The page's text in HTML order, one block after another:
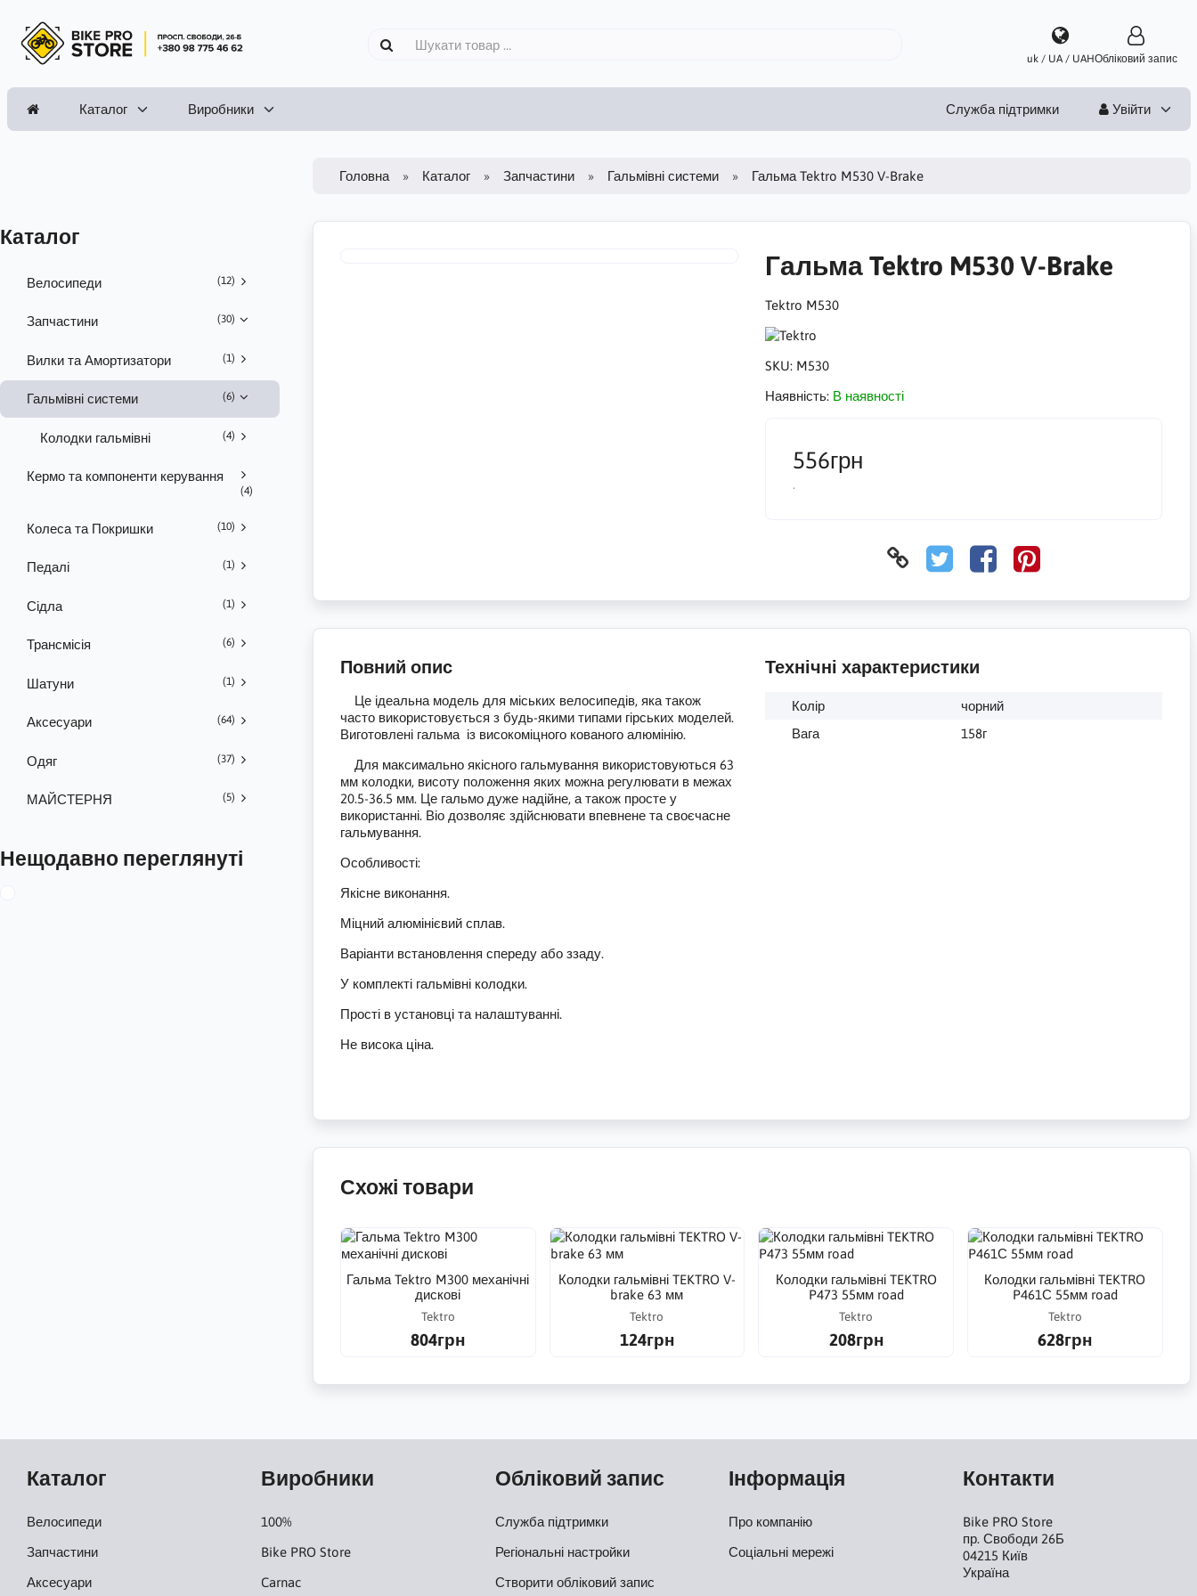
uk / UA / UAHОбліковий запис
Каталог Виробники Служба підтримки Увійти
Каталог
Велосипеди (12)
Запчастини (30)
Вилки та Амортизатори (1)
Гальмівні системи (6)
Колодки гальмівні (4)
Кермо та компоненти керування
(4)
Колеса та Покришки (10)
Педалі (1)
Сідла (1)
Трансмісія (6)
Шатуни (1)
Аксесуари (64)
Одяг (37)
МАЙСТЕРНЯ (5)
Нещодавно переглянуті
Головна Каталог Запчастини Гальмівні системи Гальма Tektro M530 V-Brake
Гальма Tektro M530 V-Brake
Tektro M530
SKU: M530
Наявність: В наявності
556грн
.
Повний опис
Це ідеальна модель для міських велосипедів, яка також
часто використовується з будь-якими типами гірських моделей.
Виготовлені гальма із високоміцного кованого алюмінію.
Для максимально якісного гальмування використовуються 63
мм колодки, висоту положення яких можна регулювати в межах
20.5-36.5 мм. Це гальмо дуже надійне, а також просте у
використанні. Віо дозволяє здійснювати впевнене та своєчасне
гальмування.
Особливості:
Якісне виконання.
Міцний алюмінієвий сплав.
Варіанти встановлення спереду або ззаду.
У комплекті гальмівні колодки.
Прості в установці та налаштуванні.
Не висока ціна.
Технічні характеристики
Колір
чорний
Вага
158г
Схожі товари
Гальма Tektro M300 механічні
дискові
Tektro
804грн
Колодки гальмівні TEKTRO V-
brake 63 мм
Tektro
124грн
Колодки гальмівні TEKTRO
P473 55мм road
Tektro
208грн
Колодки гальмівні TEKTRO
P461С 55мм road
Tektro
628грн
Каталог
Велосипеди
Запчастини
Аксесуари
Виробники
100%
Bike PRO Store
Carnac
Обліковий запис
Служба підтримки
Регіональні настройки
Створити обліковий запис
Інформація
Про компанію
Соціальні мережі
Контакти
Bike PRO Store
пр. Свободи 26Б
04215 Київ
Україна